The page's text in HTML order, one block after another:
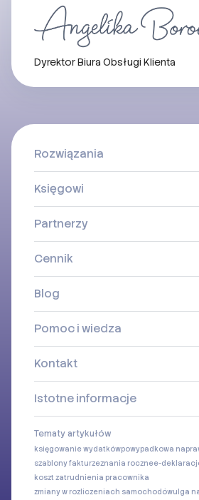
Dyrektor Biura Obsługi Klienta
Rozwiązania
Księgowi
Partnerzy
Cennik
Blog
Pomoc i wiedza
Kontakt
Istotne informacje
Tematy artykułów
księgowanie wydatkówpowypadkowa
szablony fakturzeznania rocznee-
koszt zatrudnienia pracownika
zmiany w rozliczeniach samochodówulga